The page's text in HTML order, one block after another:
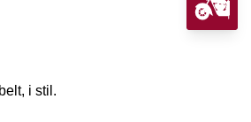
i stil.